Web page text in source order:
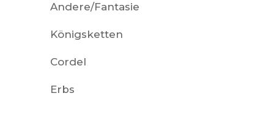
Andere/Fantasie
Königsketten
Cordel
Erbs